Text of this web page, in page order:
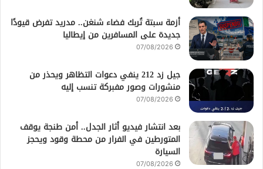
أزمة سبتة تُربك فضاء شنغن.. مدريد تفرض قيودًا
جديدة على المسافرين من إيطاليا
07/08/2026
جيل زد 212 ينفي دعوات التظاهر ويحذر من
منشورات وصور مفبركة تنسب إليه
07/08/2026
بعد انتشار فيديو أثار الجدل.. أمن طنجة يوقف
المتورطين في الفرار من محطة وقود ويحجز
السيارة
07/08/2026